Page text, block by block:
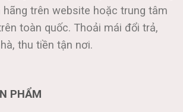
trên website hoặc trung tâm
toàn quốc. Thoải mái đổi trả,
thu tiền tận nơi.
PHẨM